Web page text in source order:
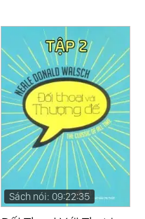
Sách nói: 09:22:35